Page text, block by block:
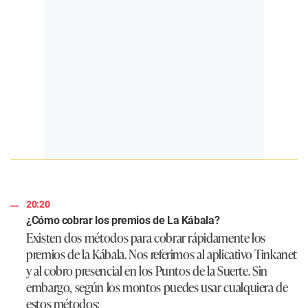
20:20
¿Cómo cobrar los premios de La Kábala?
Existen dos métodos para cobrar rápidamente los
premios de la Kábala. Nos referimos al aplicativo Tinkanet
y al cobro presencial en los Puntos de la Suerte. Sin
embargo, según los montos puedes usar cualquiera de
estos métodos: